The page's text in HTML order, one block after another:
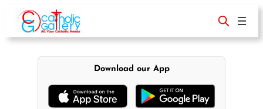
content
Download our App